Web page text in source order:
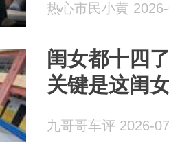
热心市民小黄
闺女都十四
关键是这闺
九哥哥车评 2026-